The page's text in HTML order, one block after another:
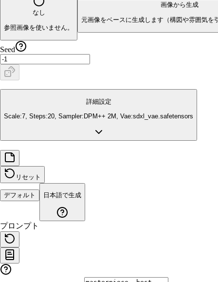
なし
参照画像を使いません。
画像から生成
元画像をベースに生成します（構図や雰囲気を
Seed
詳細設定
Scale:7, Steps:20, Sampler: DPM++ 2M , Vae:sdxl_vae.safetensors
リセット
デフォルト 日本語で生成
プロンプト